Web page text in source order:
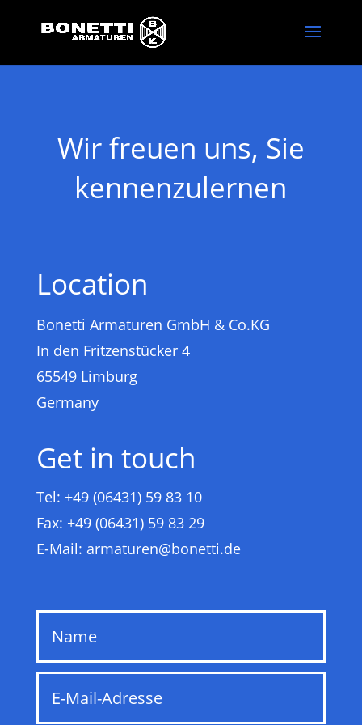
Wir freuen uns, Sie
kennenzulernen
Location
Bonetti Armaturen GmbH & Co.KG
In den Fritzenstücker 4
65549 Limburg
Germany
Get in touch
Tel: +49 (06431) 59 83 10
Fax: +49 (06431) 59 83 29
E-Mail: armaturen@bonetti.de